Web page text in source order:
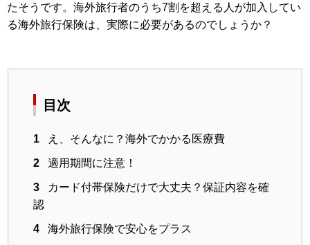
たそうです。海外旅行者のうち7割を超える人が加入してい
る海外旅行保険は、実際に必要があるのでしょうか？
目次
1 え、そんなに？海外でかかる医療費
2 適用期間に注意！
3
カード付帯保険だけで大丈夫？保証内容を確
認
4 海外旅行保険で安心をプラス